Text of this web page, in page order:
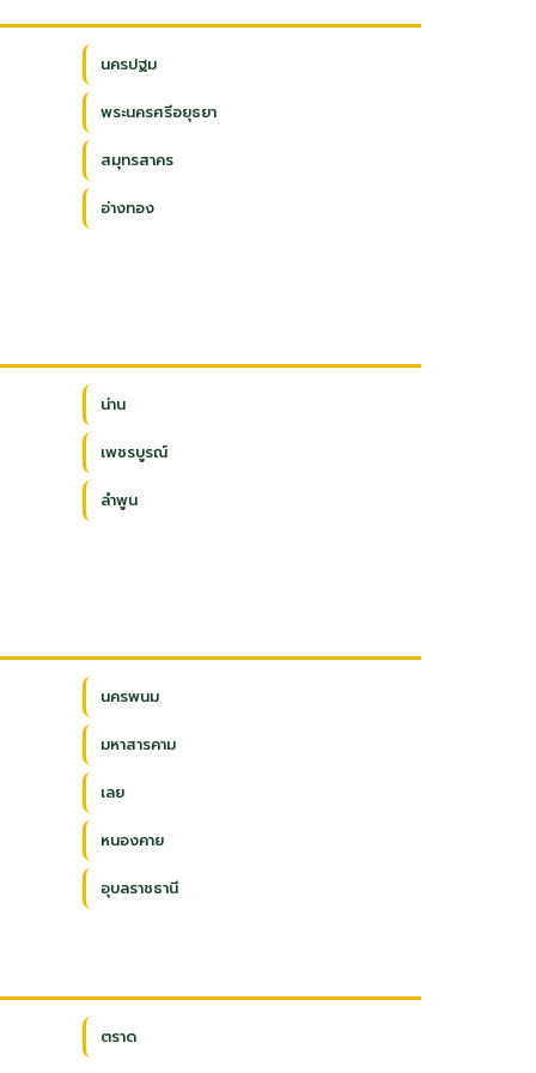
นครปฐม
พระนครศรีอยุธยา
สมุทรสาคร
อ่างทอง
น่าน
เพชรบูรณ์
ลำพูน
นครพนม
มหาสารคาม
เลย
หนองคาย
อุบลราชธานี
ตราด